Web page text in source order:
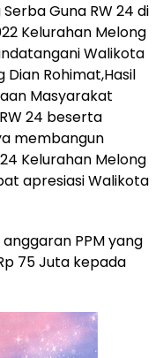
Guna RW 24 di
Kelurahan Melong
Walikota
Dian Rohimat,Hasil
Masyarakat
24 beserta
membangun
Kelurahan Melong
apresiasi Walikota
PPM yang
75 Juta kepada